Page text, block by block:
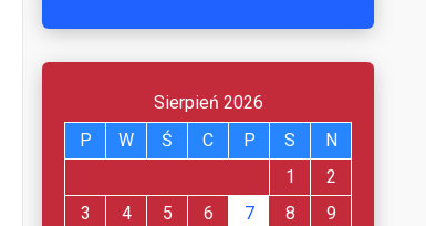
Sierpień 2026
P
W Ś C P S
N
1
2
3
4 5 6 7 8
9